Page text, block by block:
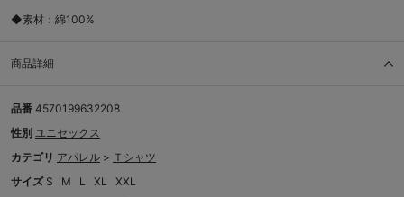
◆素材：綿100%
商品詳細
品番 4570199632208
性別 ユニセックス
カテゴリ アパレル > Ｔシャツ
サイズ S M L XL
XXL